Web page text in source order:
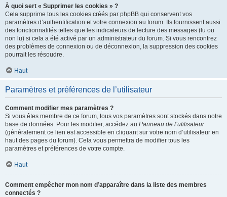
À quoi sert « Supprimer les cookies » ?
Cela supprime tous les cookies créés par phpBB qui conservent vos
paramètres d’authentification et votre connexion au forum. Ils fournissent aussi
des fonctionnalités telles que les indicateurs de lecture des messages (lu ou
non lu) si cela a été activé par un administrateur du forum. Si vous rencontrez
des problèmes de connexion ou de déconnexion, la suppression des cookies
pourrait les résoudre.
Haut
Paramètres et préférences de l’utilisateur
Comment modifier mes paramètres ?
Si vous êtes membre de ce forum, tous vos paramètres sont stockés dans notre
base de données. Pour les modifier, accédez au Panneau de l’utilisateur
(généralement ce lien est accessible en cliquant sur votre nom d’utilisateur en
haut des pages du forum). Cela vous permettra de modifier tous les
paramètres et préférences de votre compte.
Haut
Comment empêcher mon nom d’apparaître dans la liste des membres
connectés ?